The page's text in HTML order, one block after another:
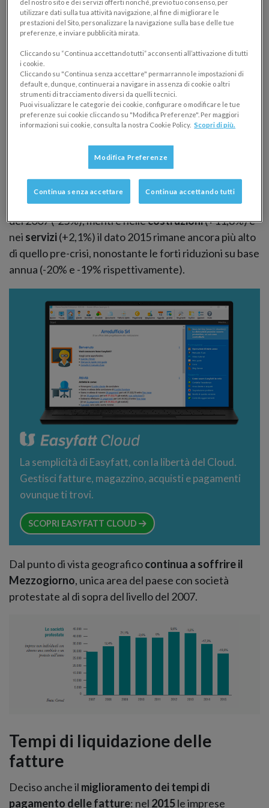
quarto trimestre 2015.
Imprese protestate
Nel 2015 sono 28 mila le imprese non individuali
protestate, in fortecalo rispetto al 2014 (-19%)
mille in meno del 2007, ultimo anno prima della crisi. La
riduzione dei protesti su base annua ha riguardato
continuano a permanere forti differenze rispetto ai
livelli pre-crisi. La riduzione a livello settoriale è
guidata dalleimprese della manifattura, che
registrano il maggiore differenziale rispetto al dato
del 2007 (-25%), mentre nellecostruzioni(+11,8%) e
nei servizi(+2,1%) il dato 2015 rimane ancora più alto
di quello pre-crisi, nonostante le forti riduzioni su base
annua (-20% e -19% rispettivamente).
La semplicità di Easyfatt, con la libertà del Cloud.
Gestisci fatture, magazzino, acquisti e pagamenti
ovunque ti trovi.
SCOPRI EASYFATT CLOUD
Dal punto di vista geograficocontinua a soffrire il
Mezzogiorno, unica area del paese con società
protestate al di sopra del livello del 2007.
Tempi di liquidazione delle
fatture
Deciso anche il miglioramento dei tempi di
pagamento delle fatture: nel 2015le imprese
del nostro sito e dei servizi offerti nonché, previo tuo consenso, per
utilizzare dati sulla tua attività navigazione, al fine di migliorare le
prestazioni del Sito, personalizzare la navigazione sulla base delle tue
preferenze, e inviare pubblicità mirata.
Cliccando su “Continua accettando tutti” acconsenti all’attivazione di tutti
i cookie.
Cliccando su "Continua senza accettare" permarranno le impostazioni di
default e, dunque, continuerai a navigare in assenza di cookie o altri
strumenti di tracciamento diversi da quelli tecnici.
Puoi visualizzare le categorie dei cookie, configurare o modificare le tue
preferenze sui cookie cliccando su "Modifica Preferenze". Per maggiori
informazioni sui cookie, consulta la nostra Cookie Policy. Scopri di più.
Modifica Preferenze
Continua senza accettare Continua accettando tutti